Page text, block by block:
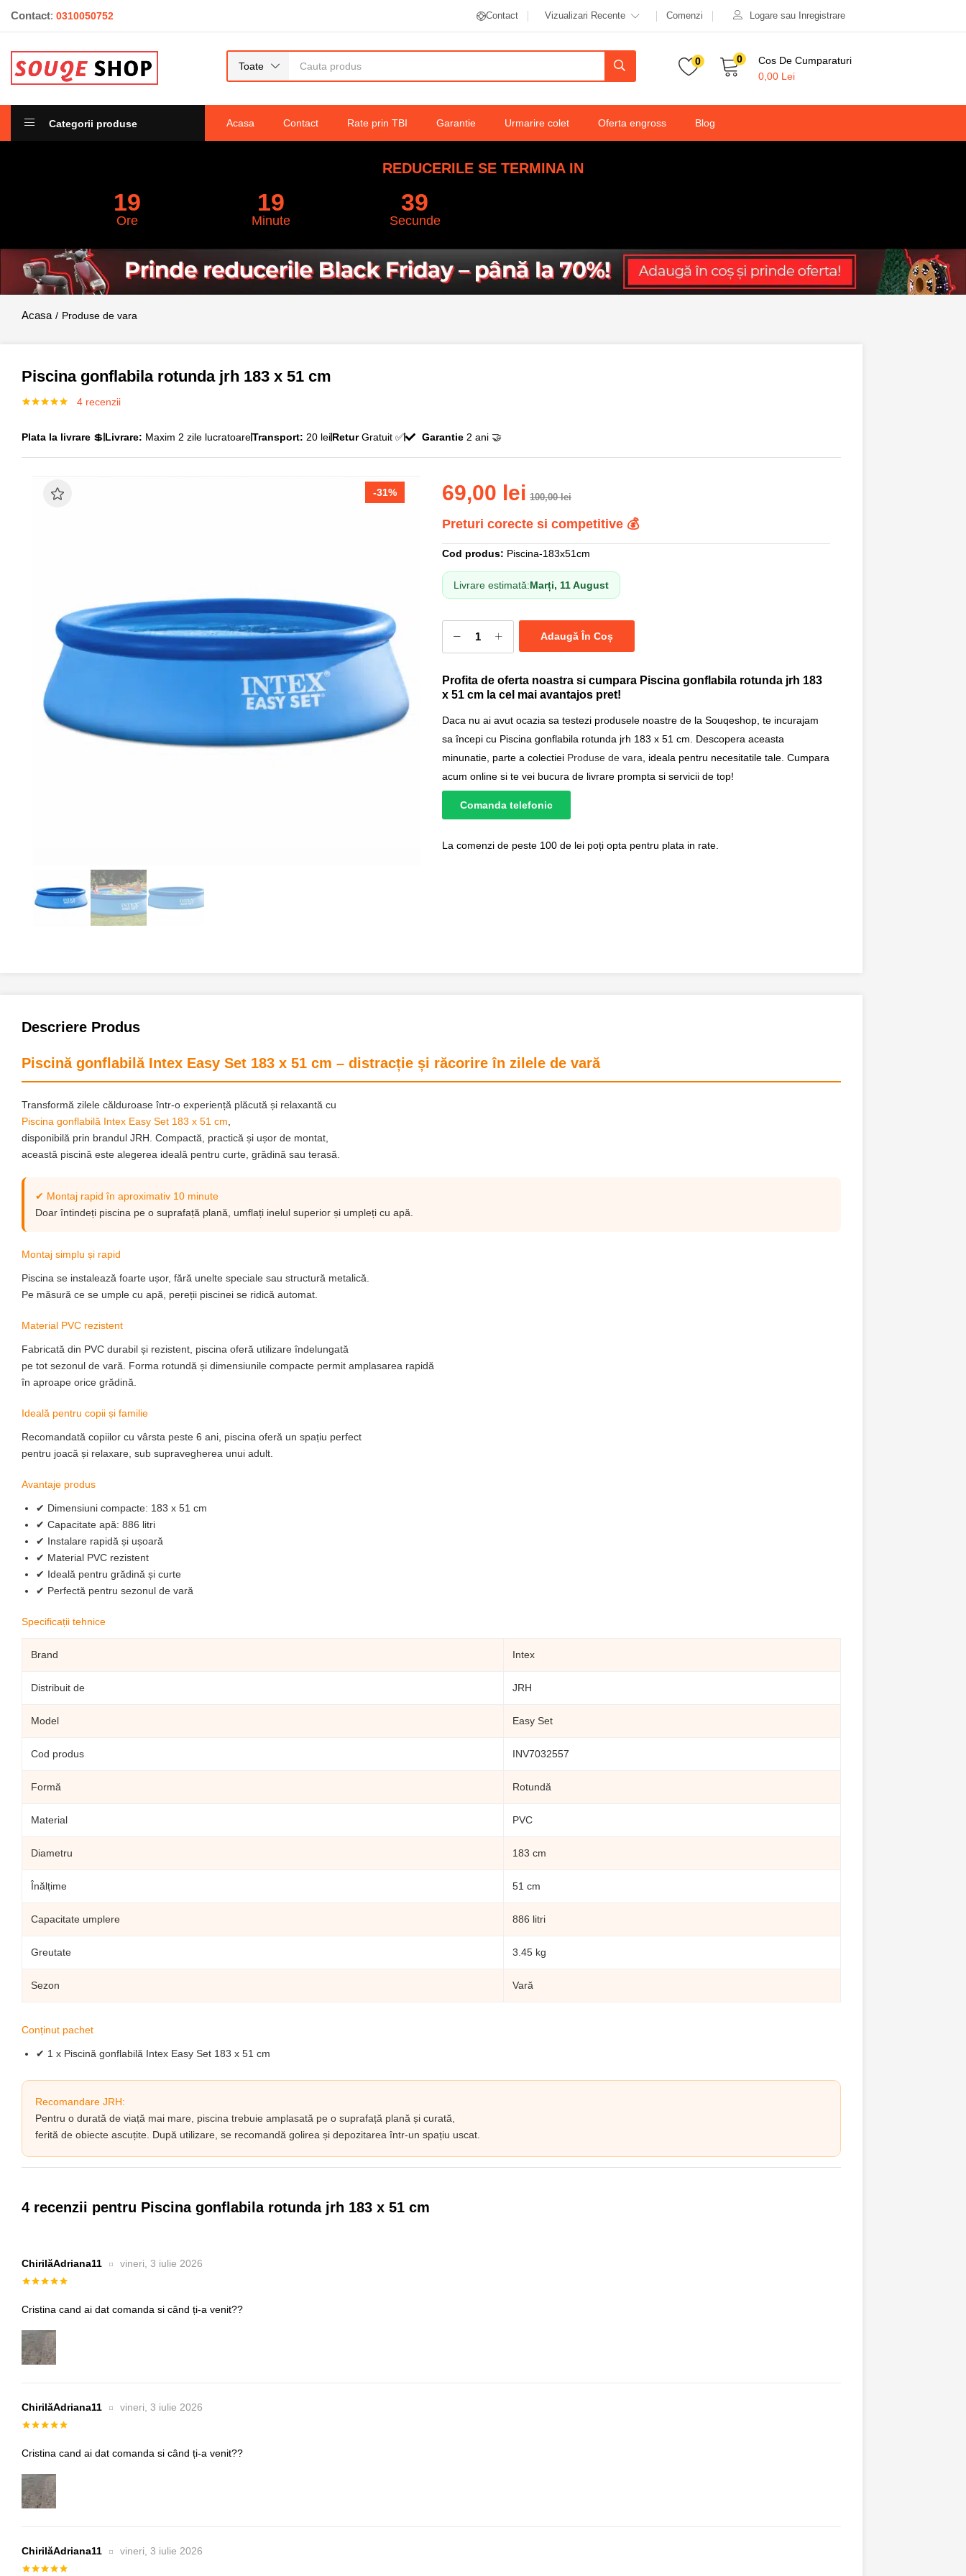
Contact: 0310050752 Contact Vizualizari Recente Comenzi Logare sau Inregistrare
Toate 0 0
Cos De Cumparaturi
0,00 Lei
Categorii produse Acasa Contact Rate prin TBI Garantie Urmarire colet Oferta engross Blog
REDUCERILE SE TERMINA IN
19
Ore
19
Minute
38
Secunde
Produse de vara
Piscina gonflabila rotunda jrh 183 x 51 cm
pe baza a
4 recenzii
Plata la livrare 💲 Livrare: Maxim 2 zile lucratoareTransport: 20 leiReturGratuit ✅ Garantie2 ani 🤝
-31% 69,00 lei 100,00lei
Preturi corecte si competitive 💰
Cod produs: Piscina-183x51cm
Livrare estimată:Marți, 11 August
Adaugă În Coș
Profita de oferta noastra si cumpara Piscina gonflabila rotunda jrh 183
x 51 cm la cel mai avantajos pret!
Daca nu ai avut ocazia sa testezi produsele noastre de la Souqeshop, te incurajam
sa începi cu Piscina gonflabila rotunda jrh 183 x 51 cm. Descopera aceasta
minunatie, parte a colectiei Produse de vara , ideala pentru necesitatile tale. Cumpara
acum online si te vei bucura de livrare prompta si servicii de top!
Comanda telefonic
La comenzi de peste 100 de lei poți opta pentru plata in rate.
Descriere Produs
Piscină gonflabilă Intex Easy Set 183 x 51 cm – distracție și răcorire în zilele de vară
Transformă zilele călduroase într-o experiență plăcută și relaxantă cu
Piscina gonflabilă Intex Easy Set 183 x 51 cm
disponibilă prin brandul JRH . Compactă, practică și ușor de montat,
această piscină este alegerea ideală pentru curte, grădină sau terasă.
✔ Montaj rapid în aproximativ 10 minute
Doar întindeți piscina pe o suprafață plană, umflați inelul superior și umpleți cu apă.
Montaj simplu și rapid
Piscina se instalează foarte ușor, fără unelte speciale sau structură metalică.
Pe măsură ce se umple cu apă, pereții piscinei se ridică automat.
Material PVC rezistent
Fabricată din PVC durabil și rezistent , piscina oferă utilizare îndelungată
pe tot sezonul de vară. Forma rotundă și dimensiunile compacte permit amplasarea rapidă
în aproape orice grădină.
Ideală pentru copii și familie
Recomandată copiilor cu vârsta peste 6 ani , piscina oferă un spațiu perfect
pentru joacă și relaxare, sub supravegherea unui adult.
Avantaje produs
✔ Dimensiuni compacte: 183 x 51 cm
✔ Capacitate apă: 886 litri
✔ Instalare rapidă și ușoară
✔ Material PVC rezistent
✔ Ideală pentru grădină și curte
✔ Perfectă pentru sezonul de vară
Specificații tehnice
Brand Intex
Distribuit de JRH
Model Easy Set
Cod produs INV7032557
Formă Rotundă
Material PVC
Diametru 183 cm
Înălțime 51 cm
Capacitate umplere 886 litri
Greutate 3.45 kg
Sezon Vară
Conținut pachet
✔ 1 x Piscină gonflabilă Intex Easy Set 183 x 51 cm
Recomandare JRH:
Pentru o durată de viață mai mare, piscina trebuie amplasată pe o suprafață plană și curată,
ferită de obiecte ascuțite. După utilizare, se recomandă golirea și depozitarea într-un spațiu uscat.
4 recenzii pentru Piscina gonflabila rotunda jrh 183 x 51 cm
din 5
ChirilăAdriana11 vineri, 3 iulie 2026
Cristina cand ai dat comanda si când ți-a venit??
din 5
ChirilăAdriana11 vineri, 3 iulie 2026
Cristina cand ai dat comanda si când ți-a venit??
ChirilăAdriana11 vineri, 3 iulie 2026